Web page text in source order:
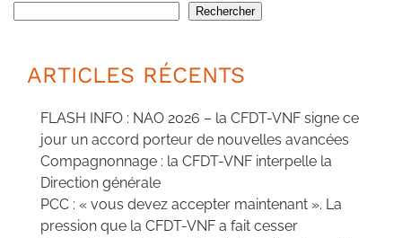
Rechercher
ARTICLES RÉCENTS
FLASH INFO : NAO 2026 – la CFDT-VNF signe ce
jour un accord porteur de nouvelles avancées
Compagnonnage : la CFDT-VNF interpelle la
Direction générale
PCC : « vous devez accepter maintenant ». La
pression que la CFDT-VNF a fait cesser